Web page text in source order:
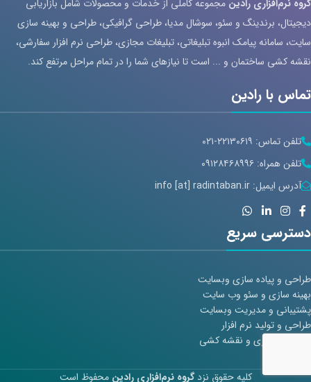
گروه نرم‌افزاری رادین مجموعه کاملی از خدمات و محصولات شامل بازاریابی
دیجیتال، برندینگ و سئو، سوشال مدیا، طراحی گرافیکی، طراحی و بهینه سازی
سایت، سامانه پیامک انبوه تبلیغاتی، تبلیغات مجازی، طراحی نرم افزار سفارشی،
نقشه کشی ساختمان و ... است تا نیازهای شما را در تمام مراحل مرتفع کند.
تماس با رادین
تلفن تماس: ۲۲۱۳۰۶۱۹-۰۲۱
تلفن همراه: ۰۹۱۲۸۴۶۸۹۹۶
آدرس ایمیل: info [at] radintaban.ir
دسترسی سریع
طراحی و پیاده سازی وبسایت
بهینه سازی و سئو وب سایت
پشتیبانی و مدیریت وبسایت
طراحی و تولید نرم افزار
طراحی معماری و نقشه کشی
کلیه حقوق نزدگروه نرم‌افزاری رادین محفوظ است